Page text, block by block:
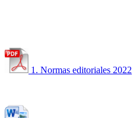
1. Normas editoriales 2022